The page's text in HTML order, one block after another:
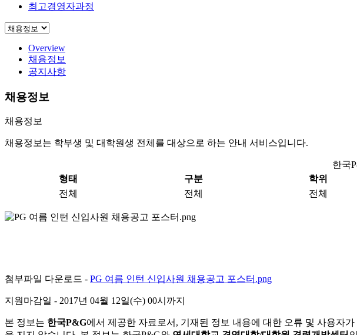
최고경영자과정
Overview
채용정보
공지사항
채용정보
채용정보
채용정보는 학부생 및 대학원생 전체를 대상으로 하는 안내 서비스입니다.
한국
형태
구분 학위
전체
전체 전체
첨부파일 다운로드 - PG 여름 인턴 신입사원 채용공고 포스터.png
지원마감일 - 2017년 04월 12일(수) 00시까지
본 정보는 한국P&G에서 제공한 자료로서, 기재된 정보 내용에 대한 오류 및 사용자